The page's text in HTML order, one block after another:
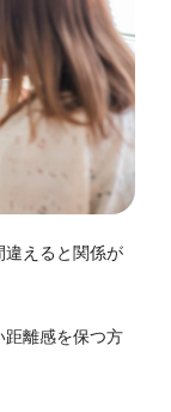
違えると関係が
距離感を保つ方